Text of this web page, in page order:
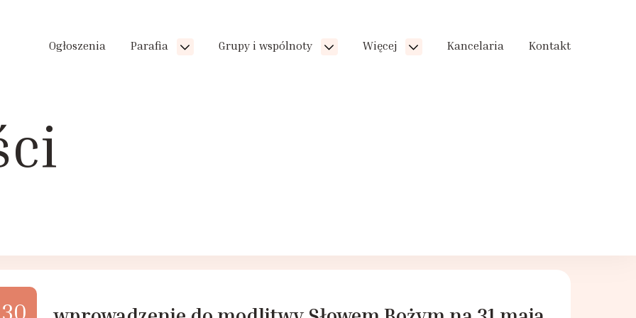
Ogłoszenia Parafia Grupy i wspólnoty Więcej Kancelaria Kontakt
30